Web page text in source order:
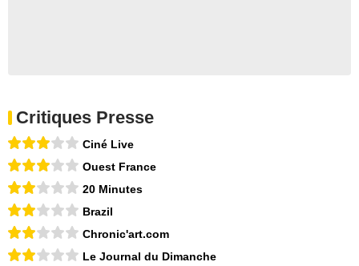
Critiques Presse
Ciné Live
Ouest France
20 Minutes
Brazil
Chronic'art.com
Le Journal du Dimanche